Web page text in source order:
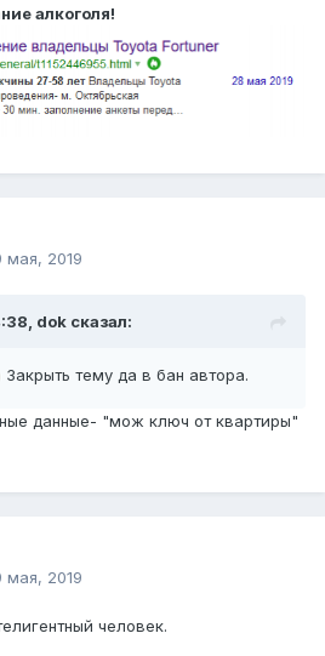
алкоголя!
мая, 2019
dok сказал:
Закрыть тему да в бан автора.
данные- "мож ключ от квартиры"
мая, 2019
человек.